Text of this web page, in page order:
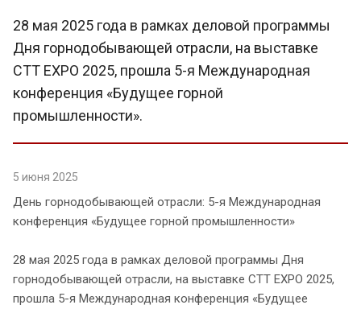
28 мая 2025 года в рамках деловой программы
Дня горнодобывающей отрасли, на выставке
СТТ EXPO 2025, прошла 5-я Международная
конференция «Будущее горной
промышленности».
5 июня 2025
День горнодобывающей отрасли: 5-я Международная
конференция «Будущее горной промышленности»
28 мая 2025 года в рамках деловой программы Дня
горнодобывающей отрасли, на выставке СТТ EXPO 2025,
прошла 5-я Международная конференция «Будущее